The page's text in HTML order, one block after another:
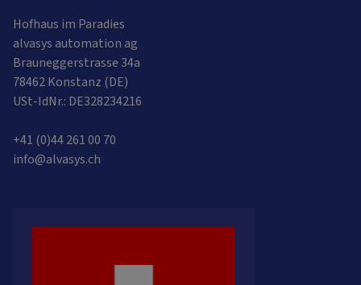
Hofhaus im Paradies
alvasys automation ag
Brauneggerstrasse 34a
78462 Konstanz (DE)
USt-IdNr.: DE328234216
+41 (0)44 261 00 70
info@alvasys.ch